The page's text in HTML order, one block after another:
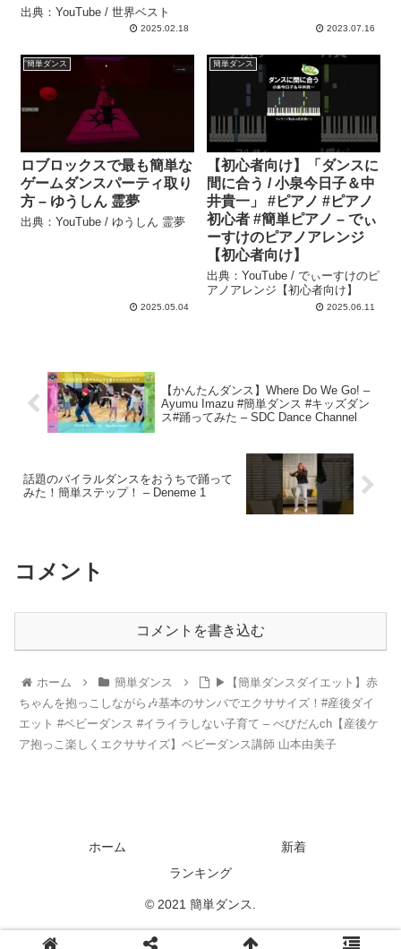
出典：YouTube / 世界ベスト
2025.02.18 2023.07.16
簡単ダンス
ロブロックスで最も簡単な
ゲームダンスパーティ取り
方 – ゆうしん 霊夢
出典：YouTube / ゆうしん 霊夢
2025.05.04
簡単ダンス
【初心者向け】「ダンスに
間に合う / 小泉今日子＆中
井貴一」 #ピアノ #ピアノ
初心者 #簡単ピアノ – でぃ
ーすけのピアノアレンジ
【初心者向け】
出典：YouTube / でぃーすけのピ
アノアレンジ【初心者向け】
2025.06.11
【かんたんダンス】Where Do We Go! –
Ayumu Imazu #簡単ダンス #キッズダン
ス#踊ってみた – SDC Dance Channel
話題のバイラルダンスをおうちで踊って
みた！簡単ステップ！ – Deneme 1
コメント
コメントを書き込む
ホーム 簡単ダンス
▶︎【簡単ダンスダイエット】赤
ちゃんを抱っこしながら🎶基本のサンバでエクササイズ！#産後ダイ
エット #ベビーダンス #イライラしない子育て – べびだんch【産後ケ
ア抱っこ楽しくエクササイズ】ベビーダンス講師 山本由美子
ホーム
新着
ランキング
© 2021 簡単ダンス.